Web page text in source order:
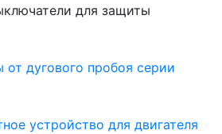
для защиты
дугового пробоя серии
устройство для двигателя